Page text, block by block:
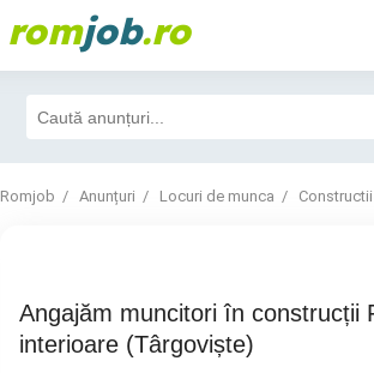
romjob.ro
Romjob Anunțuri Locuri de munca
Angajăm muncitori în construcții Finisaje
interioare (Târgoviște)